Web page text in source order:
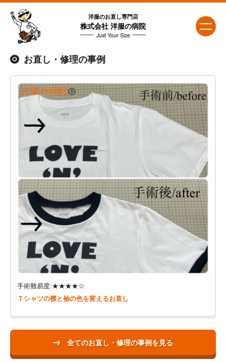
洋服のお直し専門店
株式会社 洋服の病院
Just Your Size
お直し・修理の事例
手術難易度:★★★★☆
Ｔシャツの襟と袖の色を変えるお直し
全てのお直し・修理の事例を見る